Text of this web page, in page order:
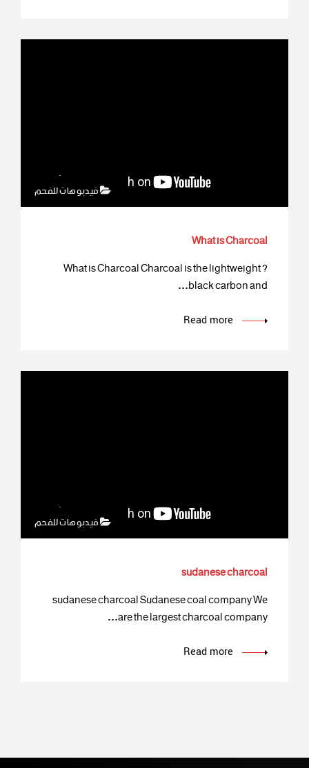
فيدبوهات للفحم
What is Charcoal
? What is Charcoal Charcoal is the lightweight
black carbon and…
Read more
فيدبوهات للفحم
sudanese charcoal
sudanese charcoal Sudanese coal company We
are the largest charcoal company…
Read more